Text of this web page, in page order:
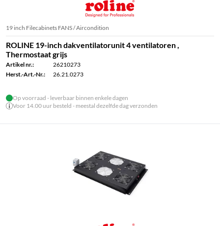
19 inch Filecabinets FANS / Aircondition
ROLINE 19-inch dakventilatorunit 4 ventilatoren ,
Thermostaat grijs
Artikel nr.:
26210273
Herst.-Art.-Nr.:
26.21.0273
Op voorraad - leverbaar binnen enkele dagen
Voor 14.00 uur besteld - meestal dezelfde dag verzonden